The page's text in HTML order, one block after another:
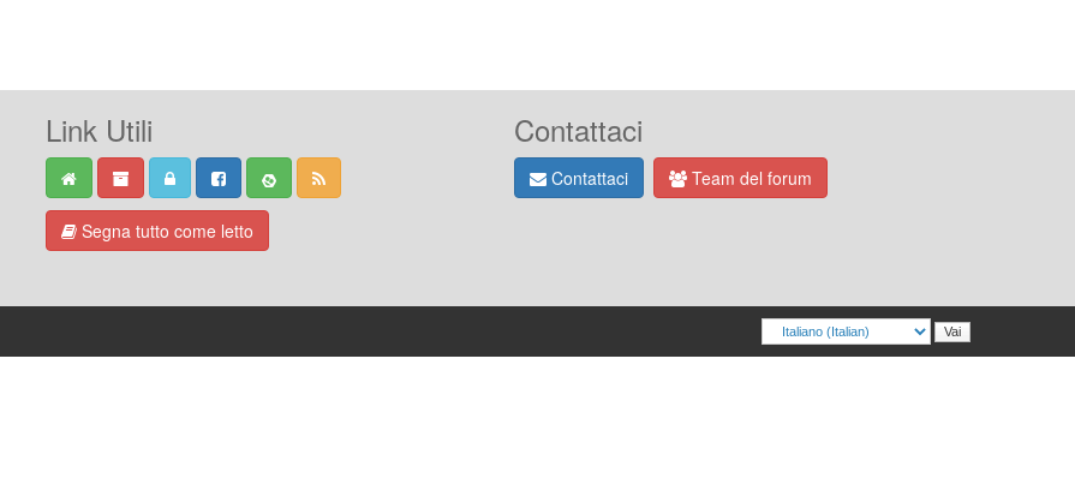
Link Utili
Segna tutto come letto
Contattaci
Contattaci Team del forum